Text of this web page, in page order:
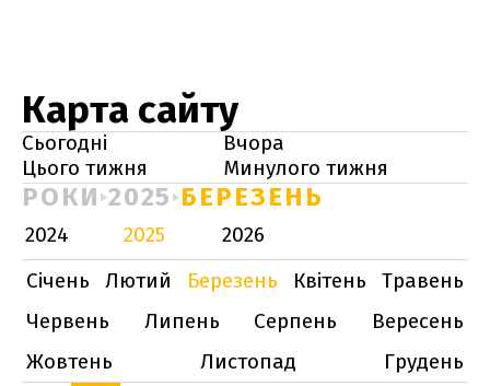
Карта сайту
Сьогодні
Вчора
Цього тижня
Минулого тижня
РОКИ 2025 БЕРЕЗЕНЬ
2024 2025
2026
Січень
Лютий Березень Квітень
Травень
Червень
Липень Серпень
Вересень
Жовтень
Листопад
Грудень